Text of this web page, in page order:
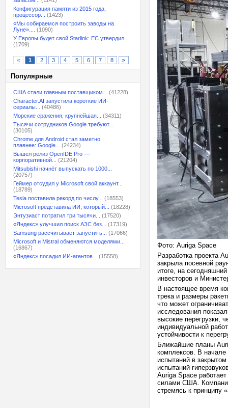
Конфигурация памяти из 2015 года,
процессор...
(1423)
«Мы собираемся построить заводы на
Луне»....
(1090)
У Европы будет свой Starlink: ЕС утвердил...
(1709)
< 1 2 3 4 5 6 7 8 >
Популярные
США стали главным поставщиком...
(41228)
Character.AI запустила короткие ИИ-
сериалы...
(40486)
Морские сражения, крупнейшая...
(34311)
Тысячи сотрудников Google требуют...
(30105)
Chrome для Android стал заметно
плавнее: Google...
(24234)
Вышел релиз OpenIDE Pro —
корпоративной...
(21204)
Mitsubishi начнёт выпускать по 1000...
(20757)
Геймер отсудил у Microsoft свой аккаунт...
(18789)
Tesla поставила рекорд по числу...
(18553)
Microsoft представила ИИ, который...
(18228)
Энтузиаст потратил три тысячи...
(17520)
«Яндекс» улучшил поиск АЗС без...
(17319)
Samsung рассчитывает запустить...
(17066)
Microsoft и Mistral обменяются моделями...
(16867)
«Яндекс» посадил ИИ-агентов...
(15558)
Фото: Auriga Space
Разработка проекта
закрыла посевной
итоге, на
инвесторов и
В настоящее время
трека и размеры
что может
исследования
высокие перегрузки,
индивидуальной
устойчивости к
Ближайшие планы
комплексов. В начале
испытаний в
испытаний
Auriga Space
силами США. Компания
стремясь к принципу